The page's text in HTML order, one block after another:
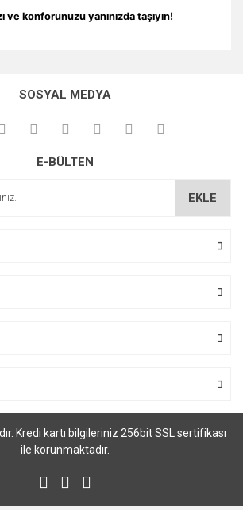
ve konforunuzu yanınızda taşıyın!
iletebilirsiniz.
için teşekkür ederiz.
eksik bilgiler bulunuyor.
SOSYAL MEDYA
E-BÜLTEN
EKLE
Kredi kartı bilgileriniz 256bit SSL sertifikası
ile korunmaktadır.